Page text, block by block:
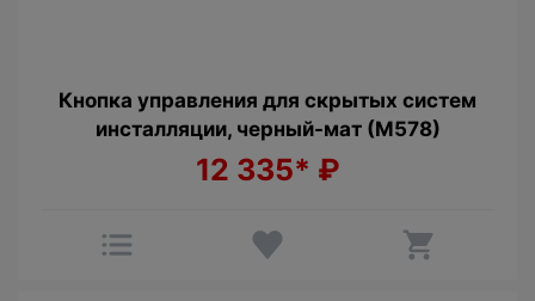
Кнопка управления для скрытых систем
инсталляции, черный-мат (М578)
12 335* ₽